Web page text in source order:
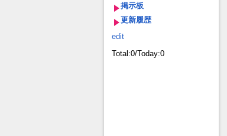
掲示板
更新履歴
edit
Total:0/Today:0